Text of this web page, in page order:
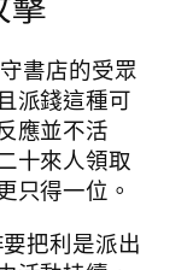
書店的受眾
派錢這種可
應並不活
十來人領取
只得一位。
把利是派出